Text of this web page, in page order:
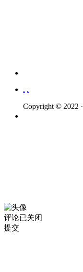
. .
Copyright © 2022 ·
评论已关闭
提交